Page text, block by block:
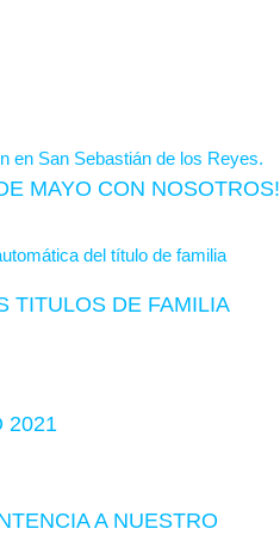
MAYO CON NOSOTROS!
TITULOS DE FAMILIA
2021
A NUESTRO